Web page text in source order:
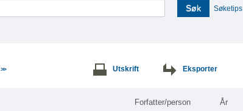
Søk Søketips
>> Utskrift Eksporter
Forfatter/person År